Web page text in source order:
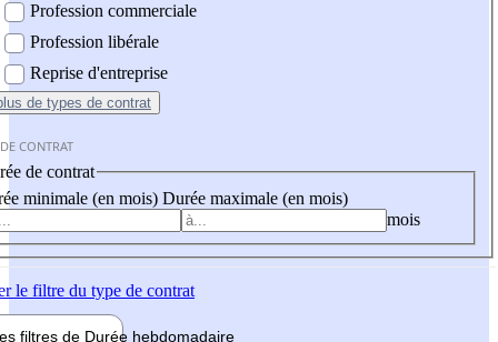
Profession commerciale
Profession libérale
Reprise d'entreprise
de types de contrat
CONTRAT
de contrat
minimale (en mois) Durée maximale (en mois)
mois
le filtre du type de contrat
filtres de Durée hebdomadaire